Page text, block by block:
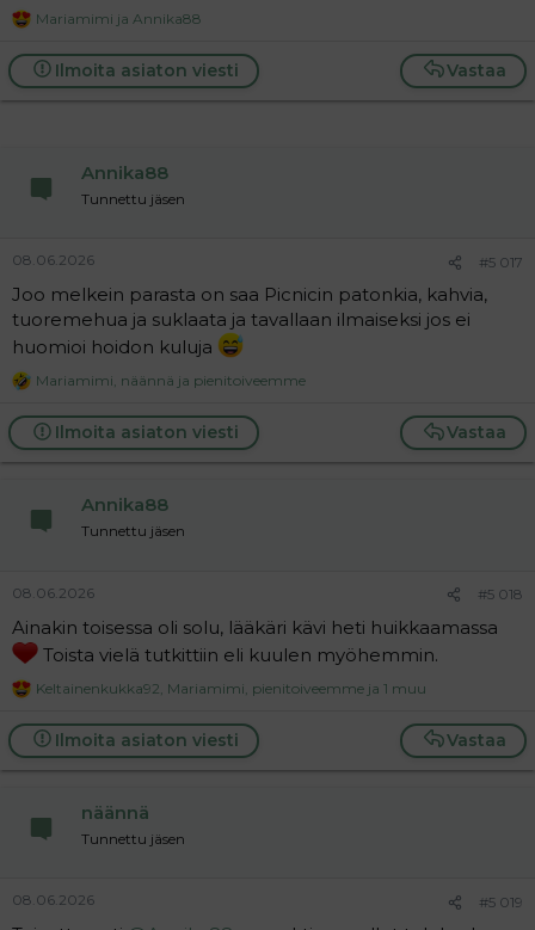
R
a
c
t
Mariamimi ja Annika88
Vastaa
Ilmoita asiaton viesti
Annika88
Tunnettu jäsen
08.06.2026 #5 017
Joo melkein parasta on saa Picnicin patonkia, kahvia,
tuoremehua ja suklaata ja tavallaan ilmaiseksi jos ei
huomioi hoidon kuluja
R
a
c
t
Mariamimi, näännä ja pienitoiveemme
Vastaa
Ilmoita asiaton viesti
Annika88
Tunnettu jäsen
08.06.2026 #5 018
Ainakin toisessa oli solu, lääkäri kävi heti huikkaamassa
Toista vielä tutkittiin eli kuulen myöhemmin.
R
a
c
t
Keltainenkukka92 Mariamimi pienitoiveemme ja 1 muu
Vastaa
Ilmoita asiaton viesti
näännä
Tunnettu jäsen
08.06.2026 #5 019